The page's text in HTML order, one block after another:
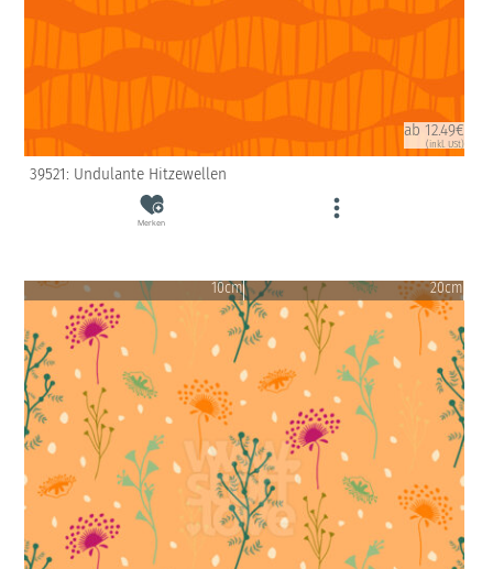
ab 12.49€
(inkl. USt)
39521: Undulante Hitzewellen
Merken
10cm 20cm